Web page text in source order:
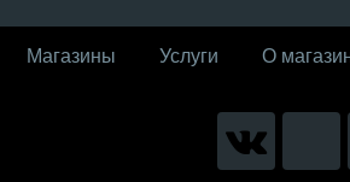
Магазины Услуги О